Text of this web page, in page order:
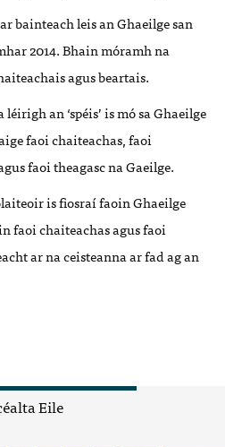
bainteach leis an Ghaeilge san
2014. Bhain móramh na
agus beartais.
léirigh an ‘spéis’ is mó sa Ghaeilge
faoi chaiteachas, faoi
faoi theagasc na Gaeilge.
is fiosraí faoin Ghaeilge
faoi chaiteachas agus faoi
ar na ceisteanna ar fad ag an
Eile